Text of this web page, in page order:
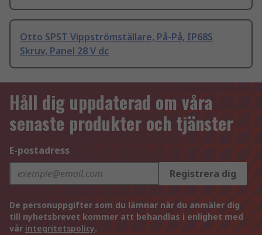
Otto SPST Vippströmställare, På-På, IP68S
Skruv, Panel 28 V dc
Håll dig uppdaterad om våra
senaste produkter och tjänster
E-postadress
Registrera dig
De personuppgifter som du lämnar när du anmäler dig
till nyhetsbrevet kommer att behandlas i enlighet med
vår integritetspolicy.